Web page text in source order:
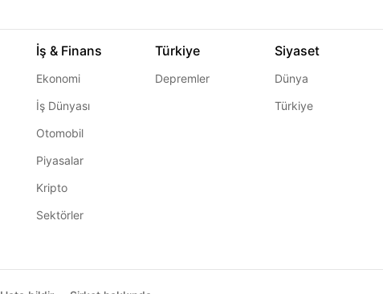
İş & Finans
Ekonomi
İş Dünyası
Otomobil
Piyasalar
Kripto
Sektörler
Türkiye
Depremler
Siyaset
Dünya
Türkiye